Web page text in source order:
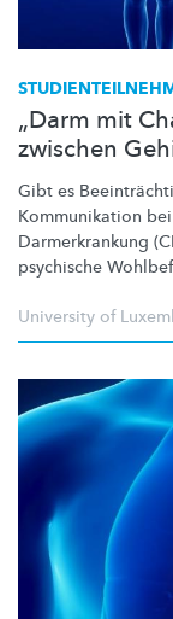
„Darm mit
zwischen
Gibt es
Kommunikation
Darmerkrankung
psychische
University of